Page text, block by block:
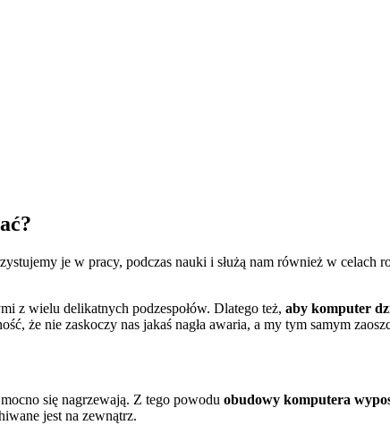
je w pracy, podczas nauki i służą nam również w
z wielu delikatnych podzespołów. Dlatego też, aby komputer
że nie zaskoczy nas jakaś nagła awaria, a my tym samym
się nagrzewają. Z tego powodu obudowy komputera
jest na zewnątrz.